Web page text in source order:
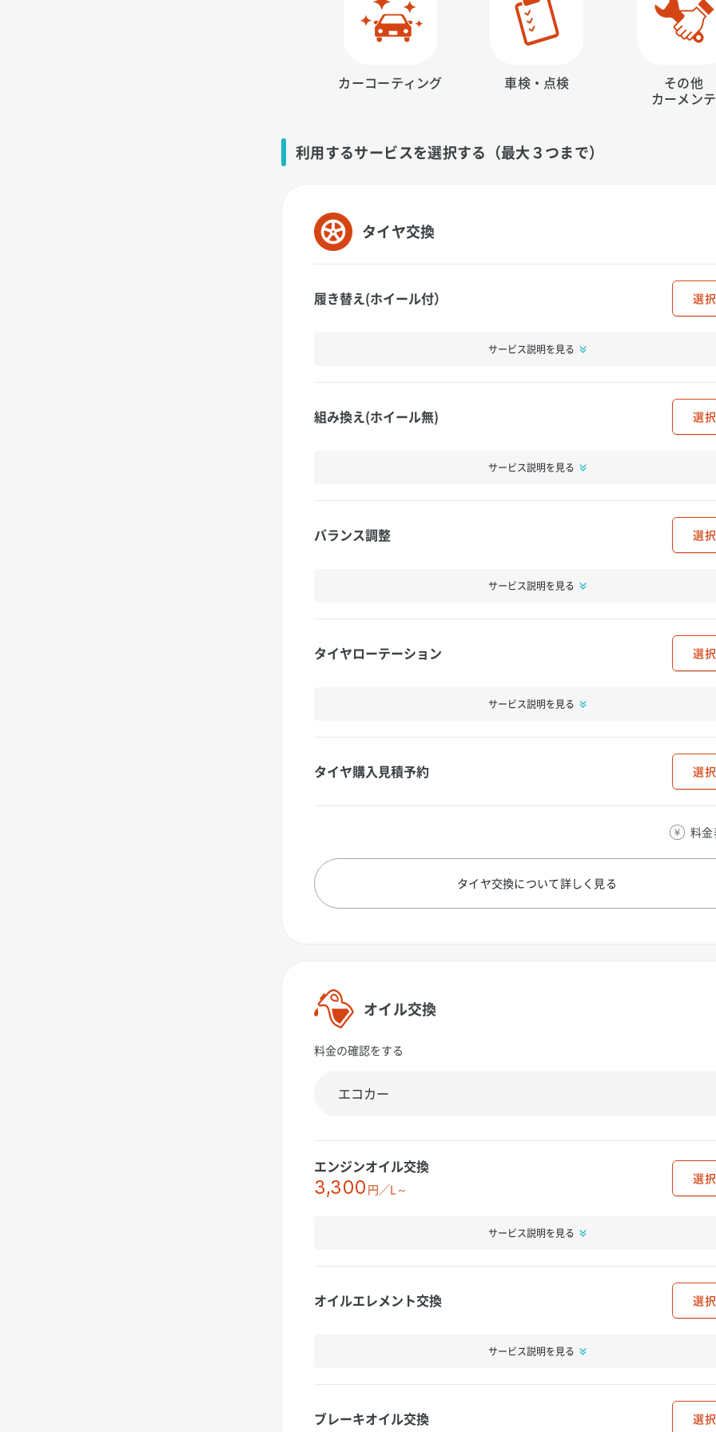
カーコーティング 車検・点検
その他
カーメンテ
利用するサービスを選択する（最大３つまで）
タイヤ交換
履き替え(ホイール付） 選択
サービス説明を見る
組み換え(ホイール無) 選択
サービス説明を見る
バランス調整 選択
サービス説明を見る
タイヤローテーション 選択
サービス説明を見る
タイヤ購入見積予約 選択
料
タイヤ交換について詳しく見る
オイル交換
料金の確認をする
エンジンオイル交換
3,300 円／L～
選択
サービス説明を見る
オイルエレメント交換 選択
サービス説明を見る
ブレーキオイル交換 選択